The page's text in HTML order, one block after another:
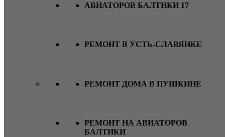
АВИАТОРОВ БАЛТИКИ 17
РЕМОНТ В УСТЬ-СЛАВЯНКЕ
РЕМОНТ ДОМА В ПУШКИНЕ
РЕМОНТ НА АВИАТОРОВ
БАЛТИКИ